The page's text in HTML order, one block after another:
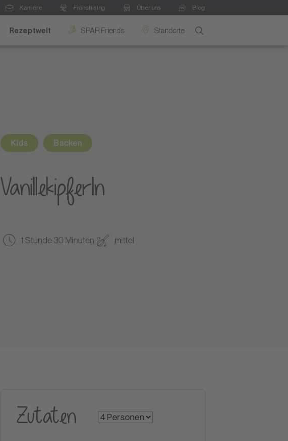
Karriere Franchising Über uns Blog
Rezeptwelt SPAR Friends Standorte
Kids Backen
Vanillekipferln
1 Stunde 30 Minuten mittel
Zutaten